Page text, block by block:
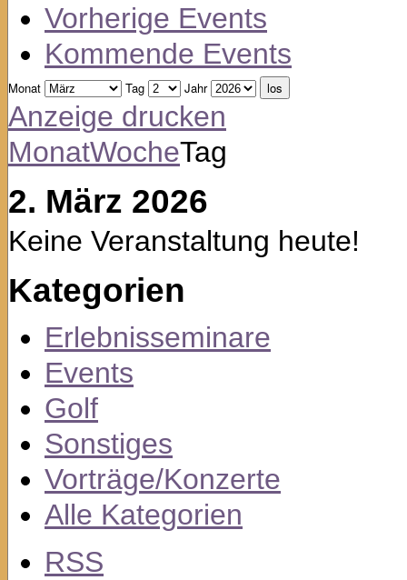
Vorherige Events
Kommende Events
Monat Tag Jahr
Anzeige drucken
MonatWocheTag
2. März 2026
Keine Veranstaltung heute!
Kategorien
Erlebnisseminare
Events
Golf
Sonstiges
Vorträge/Konzerte
Alle Kategorien
RSS